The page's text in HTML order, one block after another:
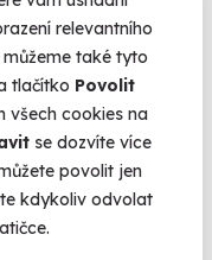
relevantního
také tyto
tlačítko Povolit
všech cookies na
se dozvíte více
povolit jen
kdykoliv odvolat